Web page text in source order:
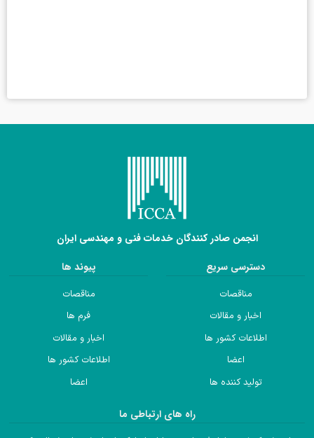
انجمن صادر کنندگان خدمات فنی و مهندسی ایران
دسترسی سریع
مناقصات
اخبار و مقالات
اطلاعات کشور ها
اعضا
تولید کننده ها
پیوند ها
مناقصات
فرم ها
اخبار و مقالات
اطلاعات کشور ها
اعضا
راه های ارتباطی ما